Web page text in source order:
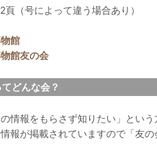
（号によって違う場合あり）
館
館友の会
どんな会？
情報をもらさず知りたい」という
報が掲載されていますので「友の